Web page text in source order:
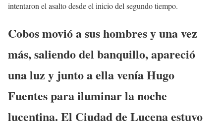
intentaron el asalto desde el inicio del segundo tiempo.
Cobos movió a sus hombres y una vez
más, saliendo del banquillo, apareció
una luz y junto a ella venía Hugo
Fuentes para iluminar la noche
lucentina. El Ciudad de Lucena estuvo